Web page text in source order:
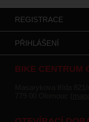
REGISTRACE
PŘIHLÁŠENÍ
BIKE CENTRUM